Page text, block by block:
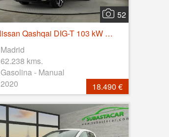
52
Nissan Qashqai DIG-T 103 kW (140 CV) E6D TEKNA+
Madrid
62.238 kms.
Gasolina - Manual
2020
18.490 €